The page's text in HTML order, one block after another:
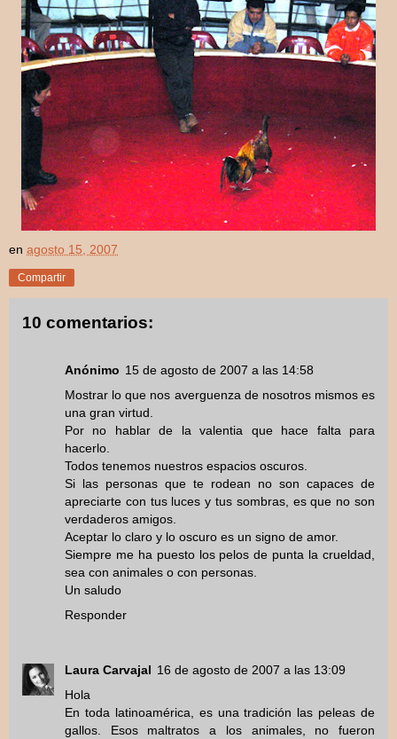
en agosto 15, 2007
Compartir
10 comentarios:
Anónimo 15 de agosto de 2007 a las 14:58
Mostrar lo que nos averguenza de nosotros mismos es
una gran virtud.
Por no hablar de la valentia que hace falta para
hacerlo.
Todos tenemos nuestros espacios oscuros.
Si las personas que te rodean no son capaces de
apreciarte con tus luces y tus sombras, es que no son
verdaderos amigos.
Aceptar lo claro y lo oscuro es un signo de amor.
Siempre me ha puesto los pelos de punta la crueldad,
sea con animales o con personas.
Un saludo
Responder
Laura Carvajal 16 de agosto de 2007 a las 13:09
Hola
En toda latinoamérica, es una tradición las peleas de
gallos. Esos maltratos a los animales, no fueron